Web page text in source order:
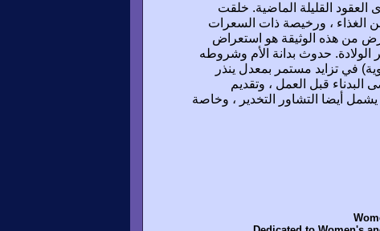
العقود القليلة الماضية. خلقت
الغذاء ، ورخيصة ذات السعرات
من هذه الوثيقة هو استعراض
الولادة. حدوث بدانة الأم وشروطه
في تزايد مستمر بمعدل ينذر
قبل العمل ، وتقديم
أيضا التشاور التخدير ، وخاصة